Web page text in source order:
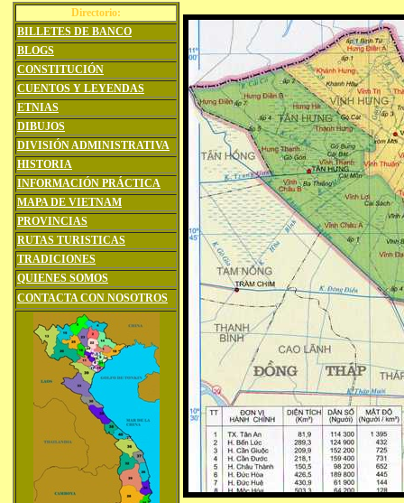
Directorio:
BILLETES DE BANCO
BLOGS
CONSTITUCIÓN
CUENTOS Y LEYENDAS
ETNIAS
DIBUJOS
DIVISIÓN ADMINISTRATIVA
HISTORIA
INFORMACIÓN PRÁCTICA
MAPA DE VIETNAM
PROVINCIAS
RUTAS TURISTICAS
TRADICIONES
QUIENES SOMOS
CONTACTA CON NOSOTROS